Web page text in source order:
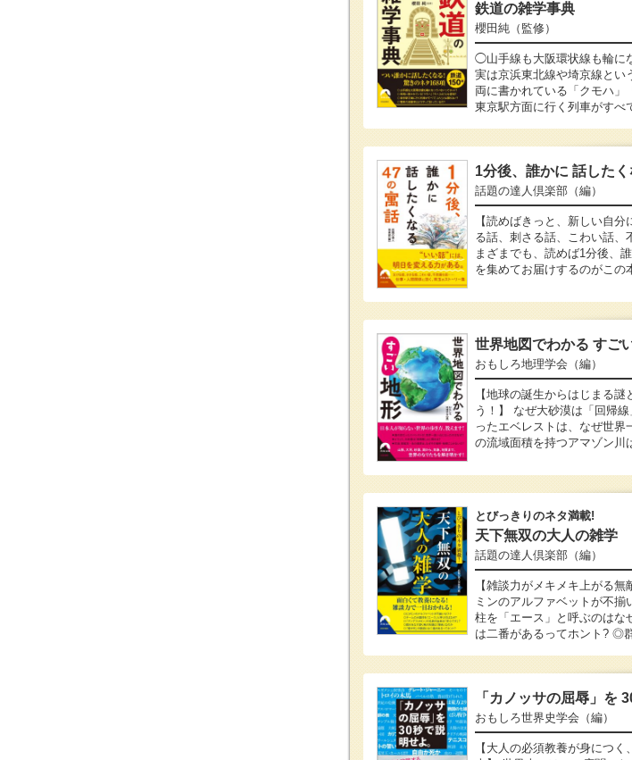
鉄道の雑学事典
櫻田純 （監修）
◯山手線も大阪環状線も輪に
実は京浜東北線や埼京線とい
両に書かれている「クモハ」
東京駅方面に行く列車がすべ
1分後、誰かに 話したく
話題の達人倶楽部 （編）
【読めばきっと、新しい自
る話、刺さる話、こわい話
まざまでも、読めば1分後、
を集めてお届けするのがこの
世界地図でわかる すご
おもしろ地理学会 （編）
【地球の誕生からはじまる
う！】 なぜ大砂漠は「回帰
ったエベレストは、なぜ世界
の流域面積を持つアマゾン川
とびっきりのネタ満載!
天下無双の大人の雑学
話題の達人倶楽部 （編）
【雑談力がメキメキ上がる
ミンのアルファベットが不
柱を「エース」と呼ぶのは
は二番があるってホント? ◎
「カノッサの屈辱」を
おもしろ世界史学会 （編）
【大人の必須教養が身につ